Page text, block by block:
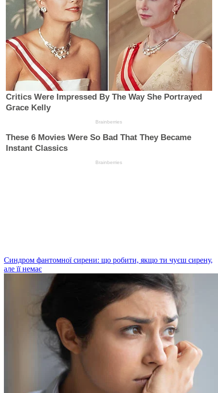
Синдром фантомної сирени: що робити, якщо ти чуєш сирену,
але її немає